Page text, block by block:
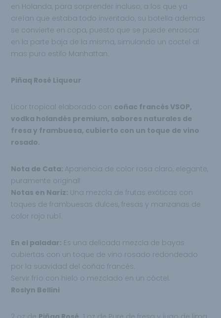
en Holanda, para sorprender incluso, a los que ya
creían que estaba todo inventado, su botella ademas
se convierte en copa, puesto que se puede enroscar
en la parte baja de la misma, simulando un coctel al
mas puro estilo Manhattan.
Piñaq Rosé Liqueur
Licor tropical elaborado con coñac francés VSOP,
vodka holandés premium, sabores naturales de
fresa y frambuesa, cubierto con un toque de vino
rosado.
Nota de Cata: Apariencia de color rosa claro, elegante,
puramente original!
Notas en Nariz: Una mezcla de frutas exóticas con
toques de frambuesas dulces, fresas y manzanas de
color rojo rubí.
En el paladar: Es una delicada mezcla de bayas
cubiertas con un toque de vino rosado redondeado
por la suavidad del coñac francés.
Servir frío con hielo o mezclado en un cóctel.
Roslyn Bellini